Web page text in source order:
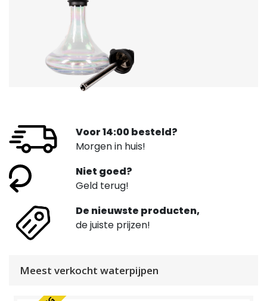
Voor 14:00 besteld?
Morgen in huis!
Niet goed?
Geld terug!
De nieuwste producten,
de juiste prijzen!
Meest verkocht waterpijpen